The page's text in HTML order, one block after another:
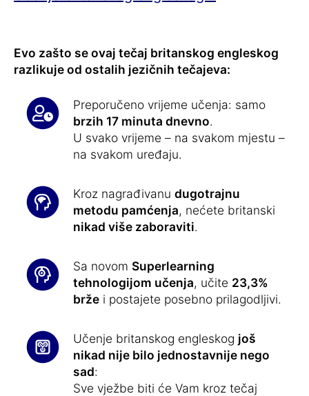
Evo zašto se ovaj tečaj britanskog engleskog
razlikuje od ostalih jezičnih tečajeva:
Preporučeno vrijeme učenja: samo
brzih 17 minuta dnevno.
U svako vrijeme – na svakom mjestu –
na svakom uređaju.
Kroz nagrađivanu dugotrajnu
metodu pamćenja, nećete britanski
nikad više zaboraviti.
Sa novom Superlearning
tehnologijom učenja, učite 23,3%
brže i postajete posebno prilagodljivi.
Učenje britanskog engleskog još
nikad nije bilo jednostavnije nego
sad:
Sve vježbe biti će Vam kroz tečaj